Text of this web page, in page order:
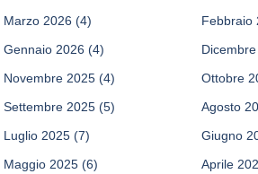
Marzo 2026 (4) Febbraio
Gennaio 2026 (4)
Novembre 2025 (4) Ottobre
Settembre 2025 (5) Agosto
Luglio 2025 (7) Giugno
Maggio 2025 (6) Aprile